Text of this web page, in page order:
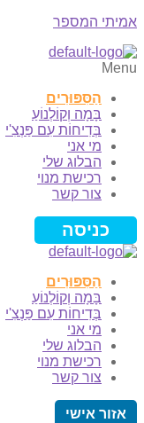
אמיתי המספר
Menu
הַסִּפּוּרִים
בָּמָה וְקוֹלְנוֹעַ
בְּדִיחוֹת עִם פַּנְצִ'י
מי אני
הבלוג שלי
רכישת מנוי
צור קשר
כניסה
הַסִּפּוּרִים
בָּמָה וְקוֹלְנוֹעַ
בְּדִיחוֹת עִם פַּנְצִ'י
מי אני
הבלוג שלי
רכישת מנוי
צור קשר
אזור אישי